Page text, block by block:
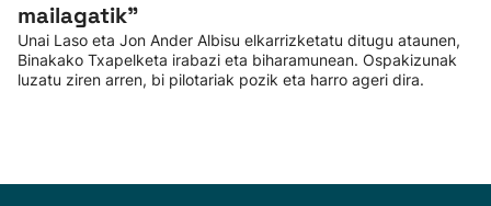
mailagatik”
Unai Laso eta Jon Ander Albisu elkarrizketatu ditugu ataunen,
Binakako Txapelketa irabazi eta biharamunean. Ospakizunak
luzatu ziren arren, bi pilotariak pozik eta harro ageri dira.